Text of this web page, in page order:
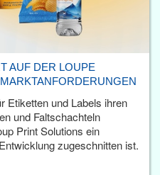
AUF DER LOUPE
Etiketten und Labels ihren
und Faltschachteln
Print Solutions ein
zugeschnitten ist.